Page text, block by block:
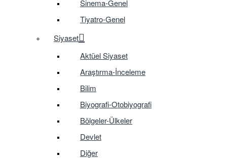
Sinema-Genel
Tiyatro-Genel
Siyaset
Aktüel Siyaset
Araştırma-İnceleme
Bilim
Biyografi-Otobiyografi
Bölgeler-Ülkeler
Devlet
Diğer